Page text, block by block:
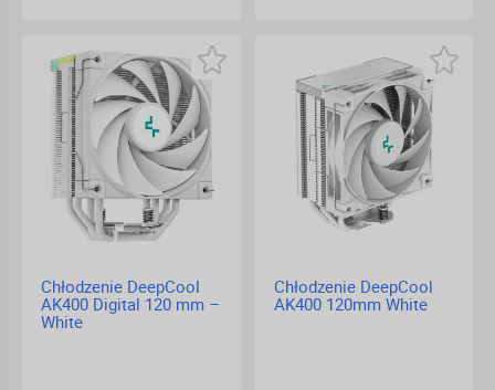
Chłodzenie DeepCool
AK400 Digital 120 mm –
White
Chłodzenie DeepCool
AK400 120mm White